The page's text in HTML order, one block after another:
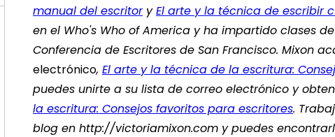
manual del escritoryEl arte y la técnica de escribir
en el Who's Who of America y ha impartido clases
Conferencia de Escritores de San Francisco. Mixon
electrónico, El arte y la técnica de la escritura:
puedes unirte a su lista de correo electrónico y
la escritura: Consejos favoritos para escritores.
blog en http://victoriamixon.com y puedes